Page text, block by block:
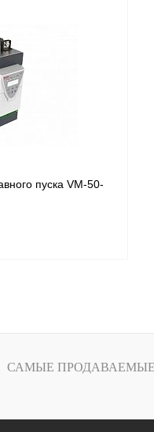
Сравнение
Под заказ
пуска VM-50-
Сравнение
САМЫЕ